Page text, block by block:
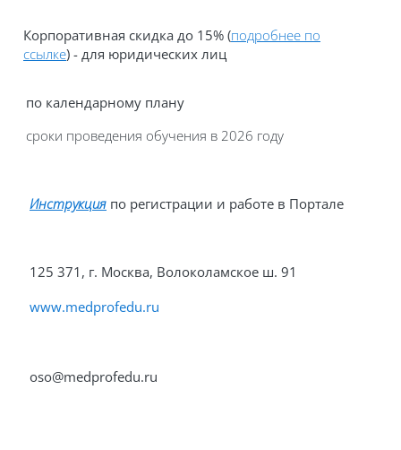
Корпоративная скидка до 15% (подробнее по
ссылке) - для юридических лиц
по календарному плану
сроки проведения обучения в 2026 году
Инструкция по регистрации и работе в Портале
125 371, г. Москва, Волоколамское ш. 91
www.medprofedu.ru
oso@medprofedu.ru